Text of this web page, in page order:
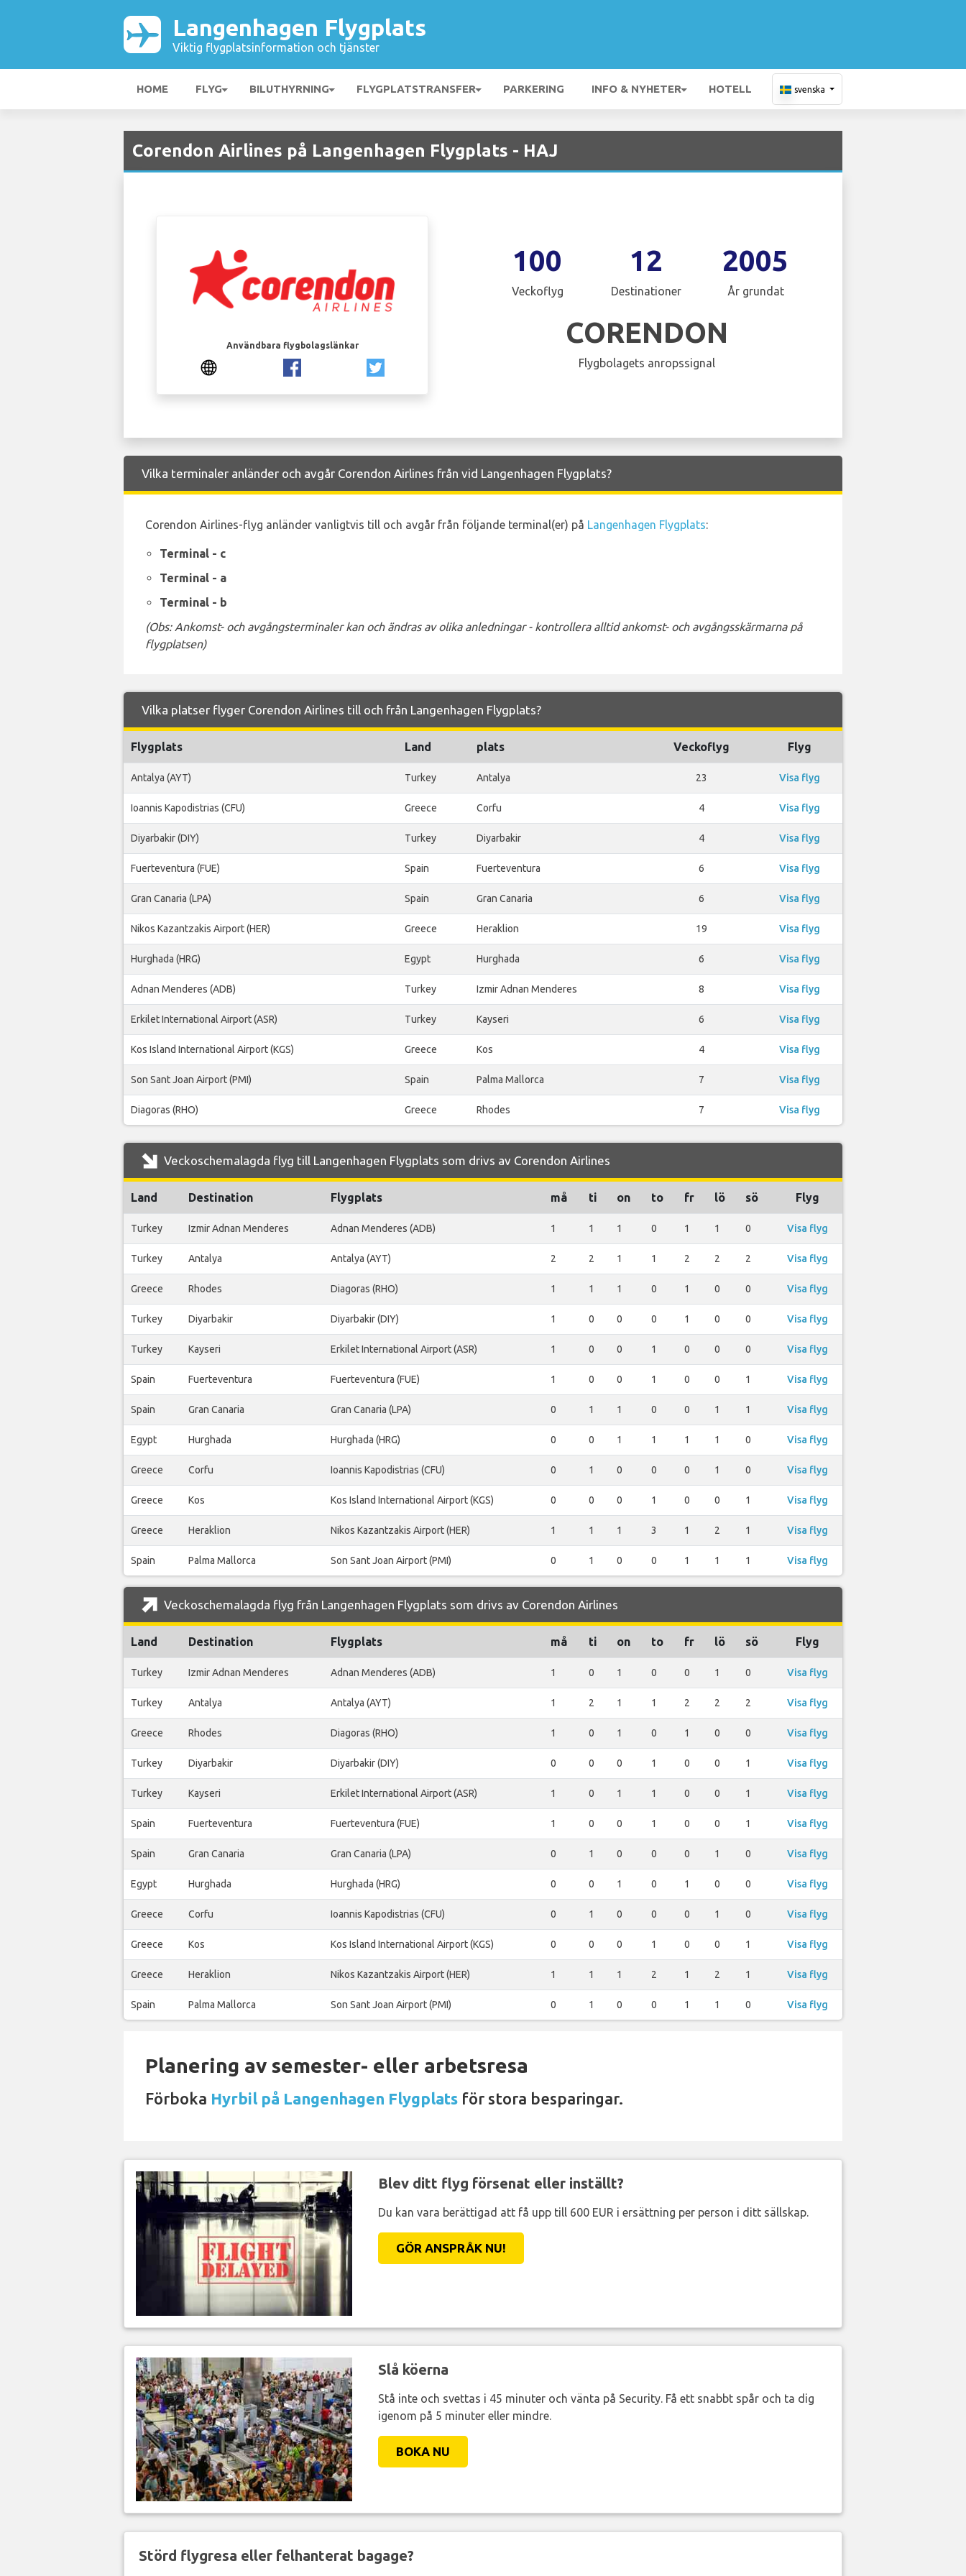
Langenhagen Flygplats
Viktig flygplatsinformation och tjänster
HOME FLYG BILUTHYRNING FLYGPLATSTRANSFER PARKERING INFO & NYHETER HOTELL svenska
Corendon Airlines på Langenhagen Flygplats - HAJ
Användbara flygbolagslänkar
100
Veckoflyg
12
Destinationer
2005
År grundat
CORENDON
Flygbolagets anropssignal
Vilka terminaler anländer och avgår Corendon Airlines från vid Langenhagen Flygplats?
Corendon Airlines-flyg anländer vanligtvis till och avgår från följande terminal(er) på Langenhagen Flygplats:
Terminal - c
Terminal - a
Terminal - b
(Obs: Ankomst- och avgångsterminaler kan och ändras av olika anledningar - kontrollera alltid ankomst- och avgångsskärmarna på
flygplatsen)
Vilka platser flyger Corendon Airlines till och från Langenhagen Flygplats?
Flygplats Land plats Veckoflyg Flyg
Antalya (AYT) Turkey Antalya 23 Visa flyg
Ioannis Kapodistrias (CFU) Greece Corfu 4 Visa flyg
Diyarbakir (DIY) Turkey Diyarbakir 4 Visa flyg
Fuerteventura (FUE) Spain Fuerteventura 6 Visa flyg
Gran Canaria (LPA) Spain Gran Canaria 6 Visa flyg
Nikos Kazantzakis Airport (HER) Greece Heraklion 19 Visa flyg
Hurghada (HRG) Egypt Hurghada 6 Visa flyg
Adnan Menderes (ADB) Turkey Izmir Adnan Menderes 8 Visa flyg
Erkilet International Airport (ASR) Turkey Kayseri 6 Visa flyg
Kos Island International Airport (KGS) Greece Kos 4 Visa flyg
Son Sant Joan Airport (PMI) Spain Palma Mallorca 7 Visa flyg
Diagoras (RHO) Greece Rhodes 7 Visa flyg
Veckoschemalagda flyg till Langenhagen Flygplats som drivs av Corendon Airlines
Land Destination Flygplats må ti on to fr lö sö Flyg
Turkey Izmir Adnan Menderes Adnan Menderes (ADB) 1 1 1 0 1 1 0 Visa flyg
Turkey Antalya Antalya (AYT) 2 2 1 1 2 2 2 Visa flyg
Greece Rhodes Diagoras (RHO) 1 1 1 0 1 0 0 Visa flyg
Turkey Diyarbakir Diyarbakir (DIY) 1 0 0 0 1 0 0 Visa flyg
Turkey Kayseri Erkilet International Airport (ASR) 1 0 0 1 0 0 0 Visa flyg
Spain Fuerteventura Fuerteventura (FUE) 1 0 0 1 0 0 1 Visa flyg
Spain Gran Canaria Gran Canaria (LPA) 0 1 1 0 0 1 1 Visa flyg
Egypt Hurghada Hurghada (HRG) 0 0 1 1 1 1 0 Visa flyg
Greece Corfu Ioannis Kapodistrias (CFU) 0 1 0 0 0 1 0 Visa flyg
Greece Kos Kos Island International Airport (KGS) 0 0 0 1 0 0 1 Visa flyg
Greece Heraklion Nikos Kazantzakis Airport (HER) 1 1 1 3 1 2 1 Visa flyg
Spain Palma Mallorca Son Sant Joan Airport (PMI) 0 1 0 0 1 1 1 Visa flyg
Veckoschemalagda flyg från Langenhagen Flygplats som drivs av Corendon Airlines
Land Destination Flygplats må ti on to fr lö sö Flyg
Turkey Izmir Adnan Menderes Adnan Menderes (ADB) 1 0 1 0 0 1 0 Visa flyg
Turkey Antalya Antalya (AYT) 1 2 1 1 2 2 2 Visa flyg
Greece Rhodes Diagoras (RHO) 1 0 1 0 1 0 0 Visa flyg
Turkey Diyarbakir Diyarbakir (DIY) 0 0 0 1 0 0 1 Visa flyg
Turkey Kayseri Erkilet International Airport (ASR) 1 0 1 1 0 0 1 Visa flyg
Spain Fuerteventura Fuerteventura (FUE) 1 0 0 1 0 0 1 Visa flyg
Spain Gran Canaria Gran Canaria (LPA) 0 1 0 0 0 1 0 Visa flyg
Egypt Hurghada Hurghada (HRG) 0 0 1 0 1 0 0 Visa flyg
Greece Corfu Ioannis Kapodistrias (CFU) 0 1 0 0 0 1 0 Visa flyg
Greece Kos Kos Island International Airport (KGS) 0 0 0 1 0 0 1 Visa flyg
Greece Heraklion Nikos Kazantzakis Airport (HER) 1 1 1 2 1 2 1 Visa flyg
Spain Palma Mallorca Son Sant Joan Airport (PMI) 0 1 0 0 1 1 0 Visa flyg
Planering av semester- eller arbetsresa
Förboka Hyrbil på Langenhagen Flygplats för stora besparingar.
Blev ditt flyg försenat eller inställt?
Du kan vara berättigad att få upp till 600 EUR i ersättning per person i ditt sällskap.
GÖR ANSPRÅK NU!
Slå köerna
Stå inte och svettas i 45 minuter och vänta på Security. Få ett snabbt spår och ta dig
igenom på 5 minuter eller mindre.
BOKA NU
Störd flygresa eller felhanterat bagage?